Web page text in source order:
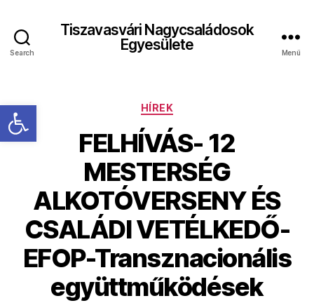
Eszköztár megnyitása
Search
Tiszavasvári Nagycsaládosok
Egyesülete
Menü
Kategóriák
HÍREK
FELHÍVÁS- 12
MESTERSÉG
ALKOTÓVERSENY ÉS
CSALÁDI VETÉLKEDŐ-
EFOP-Transznacionális
együttműködések